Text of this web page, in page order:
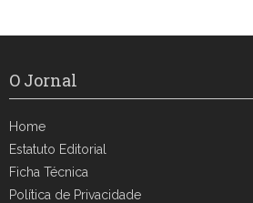
O Jornal
Home
Estatuto Editorial
Ficha Técnica
Política de Privacidade